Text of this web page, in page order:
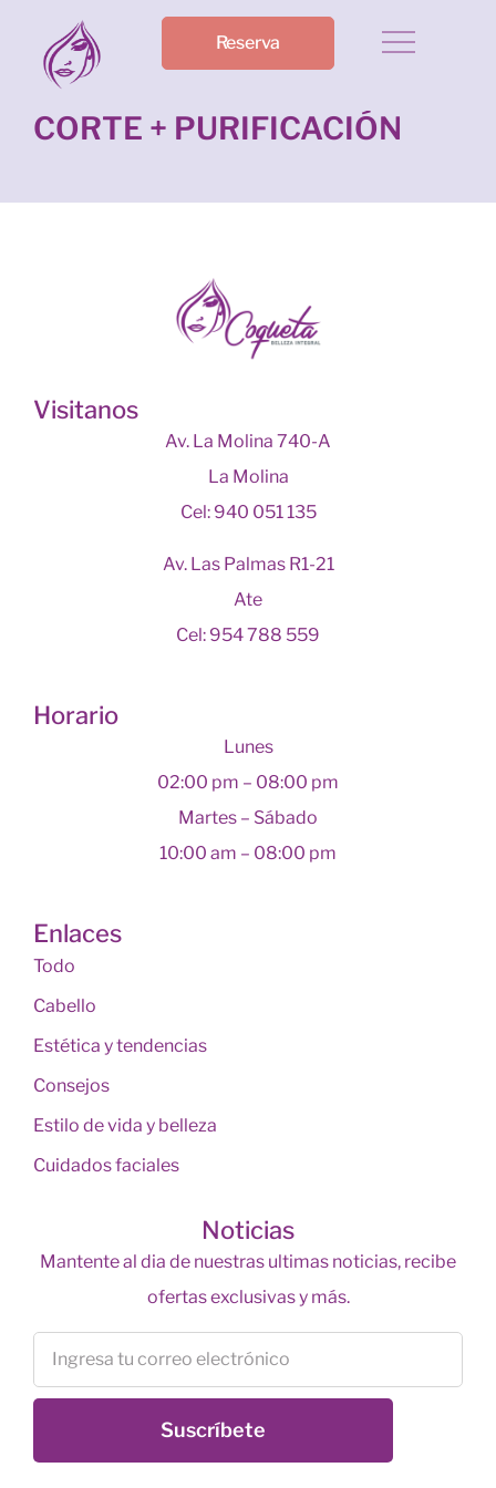
Reserva
CORTE + PURIFICACIÓN
Visitanos
Av. La Molina 740-A
La Molina
Cel: 940 051 135
Av. Las Palmas R1-21
Ate
Cel: 954 788 559
Horario
Lunes
02:00 pm – 08:00 pm
Martes – Sábado
10:00 am – 08:00 pm
Enlaces
Todo
Cabello
Estética y tendencias
Consejos
Estilo de vida y belleza
Cuidados faciales
Noticias
Mantente al dia de nuestras ultimas noticias, recibe
ofertas exclusivas y más.
Suscríbete